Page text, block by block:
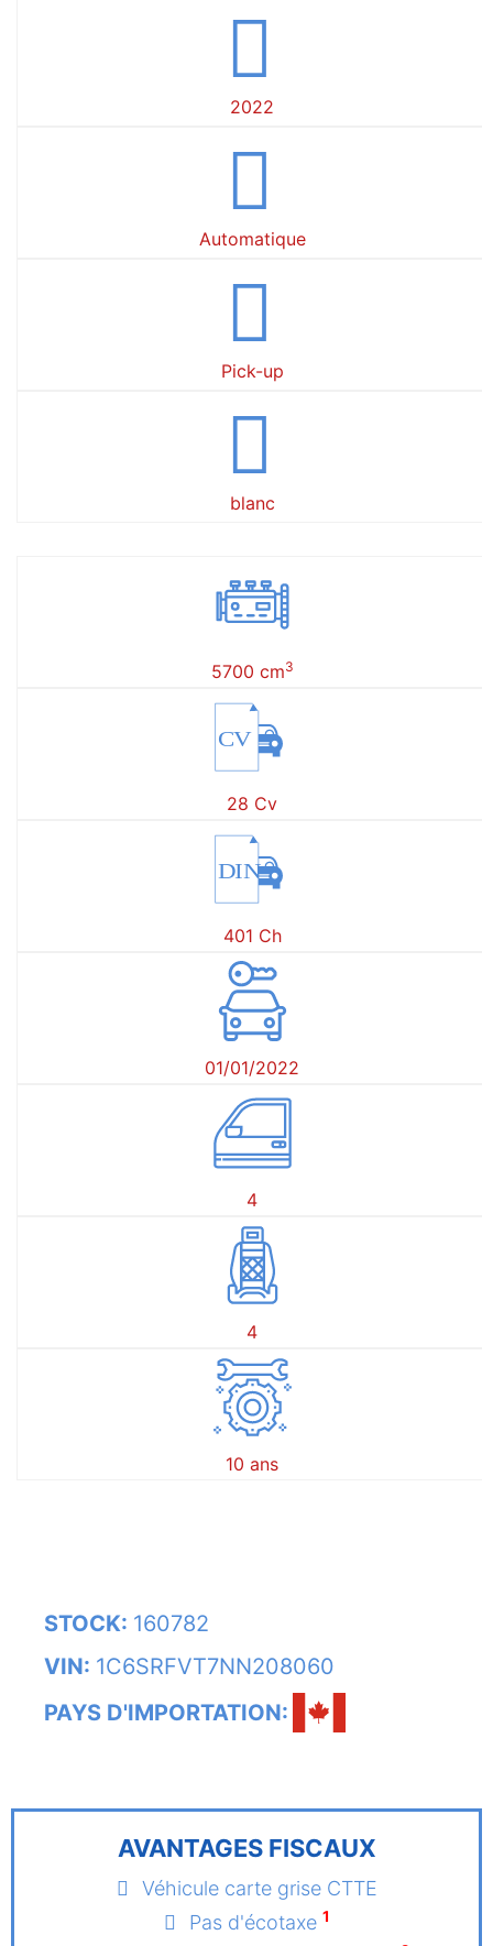
2022
Automatique
Pick-up
blanc
5700 cm3
CV
28 Cv
DIN
401 Ch
01/01/2022
4
4
10 ans
STOCK: 160782
VIN: 1C6SRFVT7NN208060
PAYS D'IMPORTATION:
AVANTAGES FISCAUX
Véhicule carte grise CTTE
Pas d'écotaxe 1